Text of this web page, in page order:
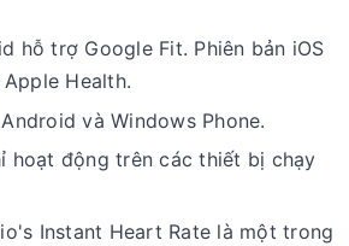
hỗ trợ Google Fit. Phiên bản iOS
Health.
và Windows Phone.
hoạt động trên các thiết bị chạy
Instant Heart Rate là một trong